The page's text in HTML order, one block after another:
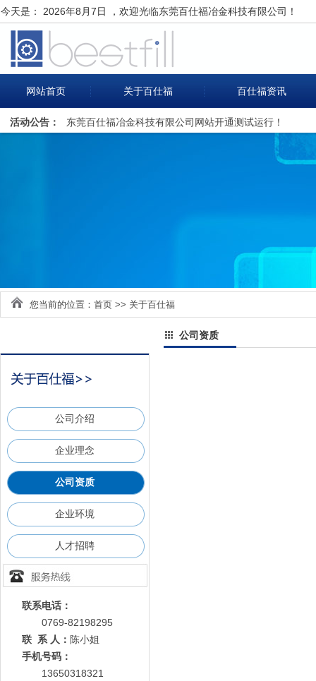
今天是： 2026年8月7日 ，欢迎光临东莞百仕福冶金科技有限公司！
网站首页 关于百仕福 百仕福资讯
活动公告： 东莞百仕福冶金科技有限公司网站开通测试运行！
您当前的位置： 首页 >> 关于百仕福
公司介绍
企业理念
公司资质
企业环境
人才招聘
联系电话：
0769-82198295
联 系 人： 陈小姐
手机号码：
13650318321
公司资质